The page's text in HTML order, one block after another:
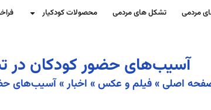
مردمی تشکل های مردمی محصولات کودکیار
آسیب‌های حضور کودکان در
اصلی»فیلم و عکس» اخبار»آسیب‌های